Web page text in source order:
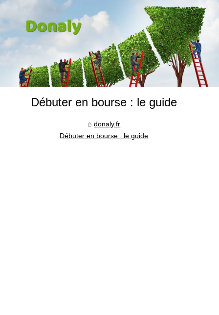
Débuter en bourse : le guide
donaly.fr
Débuter en bourse : le guide